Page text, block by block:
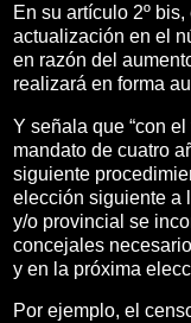
En su artículo 2º
actualización en el
en razón del
realizará en forma
Y señala que “con
mandato de cuatro
siguiente
elección siguiente a
y/o provincial se
concejales
y en la próxima
Por ejemplo, el